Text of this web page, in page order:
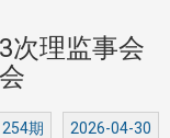
次理监事会
254期 2026-04-30